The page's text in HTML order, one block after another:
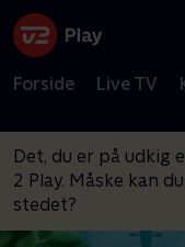
Forside Live TV
Det, du er på udkig
2 Play. Måske kan
stedet?